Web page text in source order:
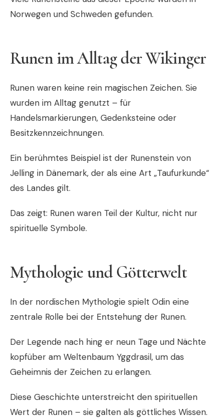
Norwegen und Schweden gefunden.
Runen im Alltag der Wikinger
Runen waren keine rein magischen Zeichen. Sie
wurden im Alltag genutzt – für
Handelsmarkierungen, Gedenksteine oder
Besitzkennzeichnungen.
Ein berühmtes Beispiel ist der Runenstein von
Jelling in Dänemark, der als eine Art „Taufurkunde“
des Landes gilt.
Das zeigt: Runen waren Teil der Kultur, nicht nur
spirituelle Symbole.
Mythologie und Götterwelt
In der nordischen Mythologie spielt Odin eine
zentrale Rolle bei der Entstehung der Runen.
Der Legende nach hing er neun Tage und Nächte
kopfüber am Weltenbaum Yggdrasil, um das
Geheimnis der Zeichen zu erlangen.
Diese Geschichte unterstreicht den spirituellen
Wert der Runen – sie galten als göttliches Wissen.